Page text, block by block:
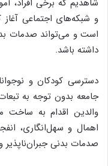
شاهدیم که برخی افراد،
و شبکه‌های اجتماعی
است و می‌تواند صدمات
داشته باشد.
دسترسی کودکان و
جامعه بدون توجه به
والدین اقدام به ساخت
اهمال و سهل‌انگاری،
صدمات بدنی